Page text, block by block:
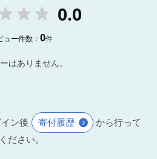
0.0
ュー件数：0件
はありません。
ン後 寄付履歴
から行って
ください。